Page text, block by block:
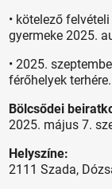
• kötelező
gyermeke 2025.
• 2025.
férőhelyek terhére.
Bölcsődei
2025. május 7.
Helyszíne:
2111 Szada,